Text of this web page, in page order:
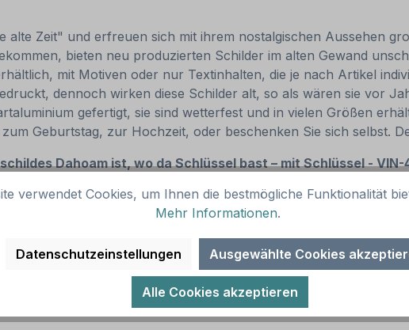
Zeit" und erfreuen sich mit ihrem nostalgischen Aussehen
bieten neu produzierten Schilder im alten Gewand
mit Motiven oder nur Textinhalten, die je nach Artikel
dennoch wirken diese Schilder alt, so als wären sie vor
gefertigt, sie sind wetterfest und in vielen Größen
Geburtstag, zur Hochzeit, oder beschenken Sie sich selbst.
Dahoam ist, wo da Schlüssel bast – mit Schlüssel -
verwendet Cookies, um Ihnen die bestmögliche Funktionalität
Mehr Informationen.
Datenschutzeinstellungen Ausgewählte Cookies
Alle Cookies akzeptieren